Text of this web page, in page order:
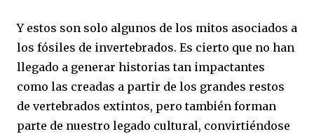
Y estos son solo algunos de los mitos asociados a
los fósiles de invertebrados. Es cierto que no han
llegado a generar historias tan impactantes
como las creadas a partir de los grandes restos
de vertebrados extintos, pero también forman
parte de nuestro legado cultural, convirtiéndose